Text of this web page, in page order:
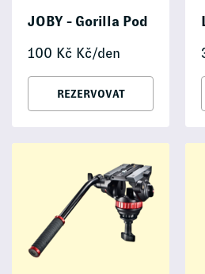
JOBY - Gorilla Pod
100 Kč Kč/den
REZERVOVAT